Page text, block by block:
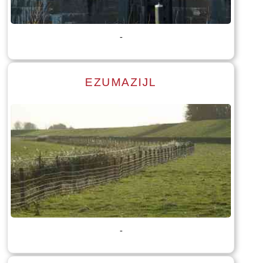
Tekst: © Foto: © Bauke Folkertsma
-
Lees meer
Tekst: © Foto: © Bauke Folkertsma
EZUMAZIJL
-